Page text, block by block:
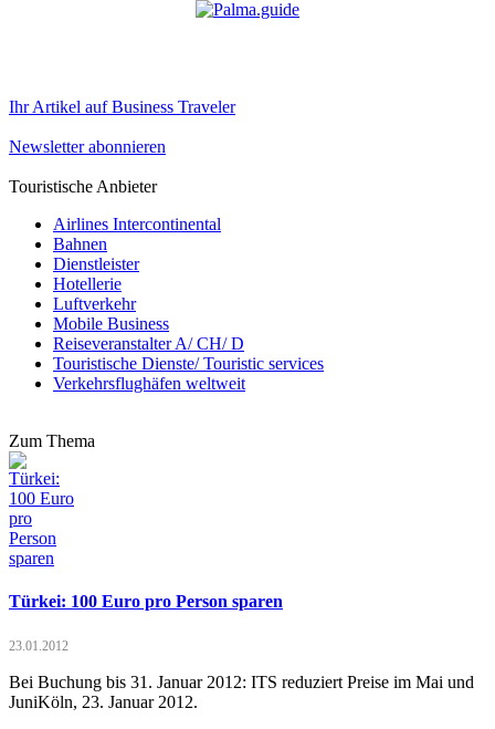
Ihr Artikel auf Business Traveler
Newsletter abonnieren
Touristische Anbieter
Airlines Intercontinental
Bahnen
Dienstleister
Hotellerie
Luftverkehr
Mobile Business
Reiseveranstalter A/ CH/ D
Touristische Dienste/ Touristic services
Verkehrsflughäfen weltweit
Zum Thema
Türkei: 100 Euro pro Person sparen
23.01.2012
Bei Buchung bis 31. Januar 2012: ITS reduziert Preise im Mai und
JuniKöln, 23. Januar 2012.